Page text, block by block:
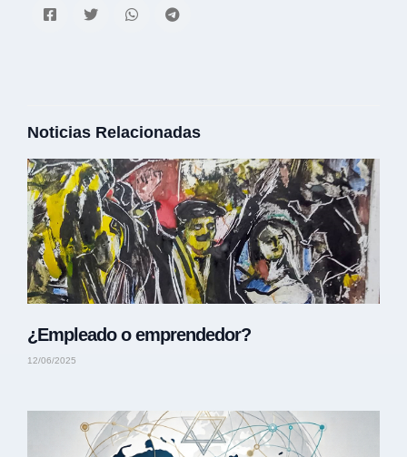
Noticias Relacionadas
¿Empleado o emprendedor?
12/06/2025